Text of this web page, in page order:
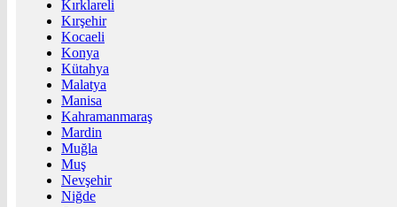
Kırklareli
Kırşehir
Kocaeli
Konya
Kütahya
Malatya
Manisa
Kahramanmaraş
Mardin
Muğla
Muş
Nevşehir
Niğde